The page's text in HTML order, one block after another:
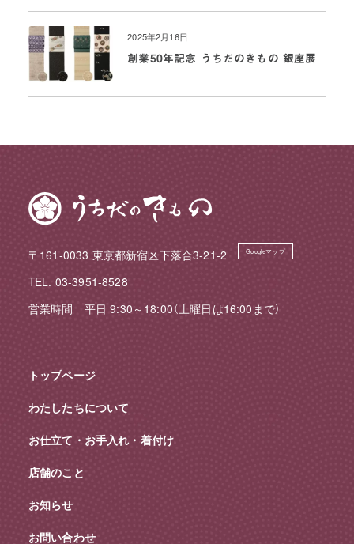
2025年2月16日
創業50年記念 うちだのきもの 銀座展
〒161-0033 東京都新宿区下落合3-21-2 Googleマップ
TEL. 03-3951-8528
営業時間 平日 9:30～18:00（土曜日は16:00まで）
トップページ
わたしたちについて
お仕立て・お手入れ・着付け
店舗のこと
お知らせ
お問い合わせ